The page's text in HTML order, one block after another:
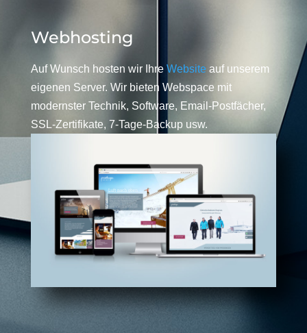
Webhosting
Auf Wunsch hosten wir Ihre Website auf unserem
eigenen Server. Wir bieten Webspace mit
modernster Technik, Software, Email-Postfächer,
SSL-Zertifikate, 7-Tage-Backup usw.